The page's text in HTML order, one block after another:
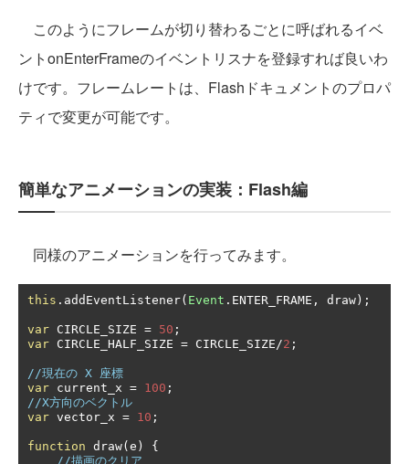
このようにフレームが切り替わるごとに呼ばれるイベ
ントonEnterFrameのイベントリスナを登録すれば良いわ
けです。フレームレートは、Flashドキュメントのプロパ
ティで変更が可能です。
簡単なアニメーションの実装：Flash編
同様のアニメーションを行ってみます。
this . addEventListener( Event . ENTER_FRAME , draw );
var CIRCLE_SIZE = 50 ;
var CIRCLE_HALF_SIZE = CIRCLE_SIZE/2 ;
//現在の X 座標
var current_x = 100 ;
//X方向のベクトル
var vector_x = 10 ;
function draw( e )
{
//描画のクリア